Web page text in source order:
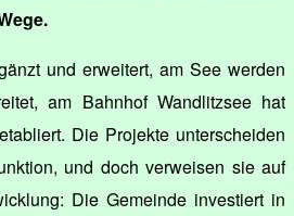
und erweitert, am See werden
am Bahnhof Wandlitzsee hat
Die Projekte unterscheiden
und doch verweisen sie auf
Die Gemeinde investiert in